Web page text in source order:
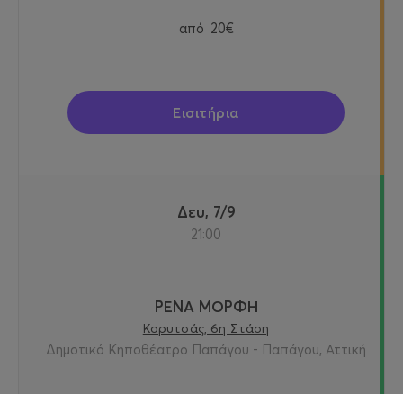
από 20€
Εισιτήρια
Δευ, 7/9
21:00
ΡΕΝΑ ΜΟΡΦΗ
Κορυτσάς, 6η Στάση
Δημοτικό Κηποθέατρο Παπάγου - Παπάγου, Αττική